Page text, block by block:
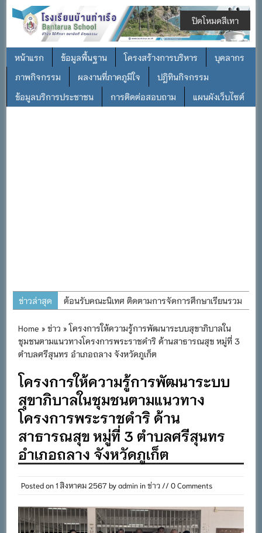
หน้าแรก ข้อมูลพื้นฐาน โครงสร้างการบริหาร
บุคลากร
ภาพกิจกรรม
ผลงานที่ภาคภูมิใจ
ปฎิทินกิจกรรม
ข้อมูลบริการประชาชน
การติดต่อสอบถาม แผนผังเว็บไซต์
ข่าวล่าสุด
ต้อนรับคณะนิเทศ ติดตามการจัดการศึกษาเรียนรวม
การอบรมการจัดทำแผนพัฒนาการจัดการศึกษาและ
แผนปฏิบัติการประจำปีของโรงเรียนในสังกัด
พิธีถวายเครื่องราชสักการะ วางพานพุ่ม และจุด
เทียนถวายพระพรชัยมงคล เนื่องในโอกาสวันเฉลิม
พระชนมพรรษา พระบาทสมเด็จพระเจ้าอยู่หัว ๒๘
กรกฎาคม ๒๕๖๙
กิจกรรมถวายเทียนพรรษา สืบสานพระพุทธศาสนา
เนื่องในวันอาสาฬหบูชาและวันเข้าพรรษา
กิจกรรม SAFETY FOR KIDS เสริมสร้างวินัยและ
Home »ข่าว » โครงการให้ความรู้การพัฒนาระบบสุขาภิบาลใน
ชุมชนตามแนวทางโครงการพระราชดำริ ด้านสาธารณสุข หมู่ที่ 3
ตำบลศรีสุนทร อำเภอถลาง จังหวัดภูเก็ต
โครงการให้ความรู้การพัฒนาระบบ
สุขาภิบาลในชุมชนตามแนวทาง
โครงการพระราชดำริ ด้าน
สาธารณสุข หมู่ที่ 3 ตำบลศรีสุนทร
อำเภอถลาง จังหวัดภูเก็ต
Posted on1 สิงหาคม 2567byadmininข่าว // 0 Comments
ปิดโหมดสีเทา